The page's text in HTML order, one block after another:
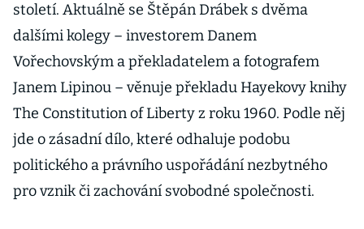
století. Aktuálně se Štěpán Drábek s dvěma
dalšími kolegy – investorem Danem
Vořechovským a překladatelem a fotografem
Janem Lipinou – věnuje překladu Hayekovy knihy
The Constitution of Liberty z roku 1960. Podle něj
jde o zásadní dílo, které odhaluje podobu
politického a právního uspořádání nezbytného
pro vznik či zachování svobodné společnosti.